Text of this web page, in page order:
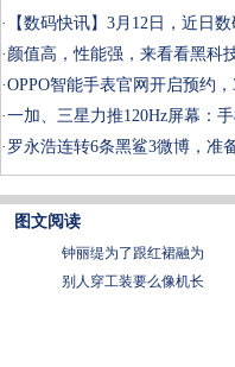
·
【数码快讯】3月12日，近日
· 颜值高，性能强，来看看黑科
·OPPO智能手表官网开启预约
·一加、三星力推120Hz屏幕：
· 罗永浩连转6条黑鲨3微博，准
图文阅读
钟丽缇为了跟红裙融为
别人穿工装要么像机长